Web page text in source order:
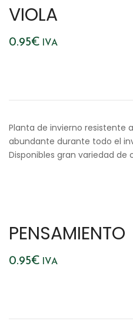
VIOLA
0.95€ IVA
Planta de invierno resistente
abundante durante todo el
Disponibles gran variedad de
PENSAMIENTO
0.95€ IVA